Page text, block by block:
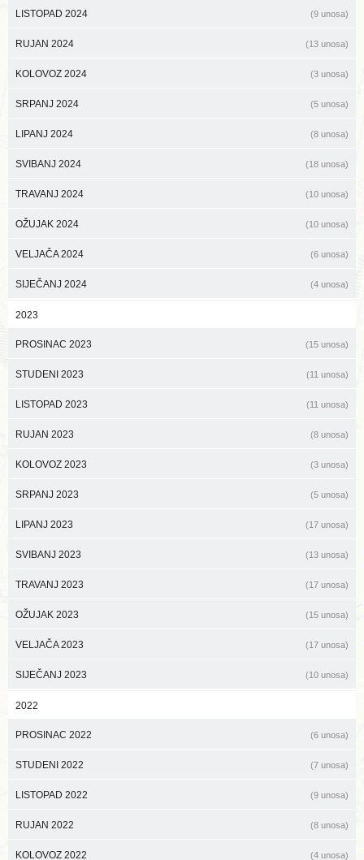
LISTOPAD 2024 (9 unosa)
RUJAN 2024 (13 unosa)
KOLOVOZ 2024 (3 unosa)
SRPANJ 2024 (5 unosa)
LIPANJ 2024 (8 unosa)
SVIBANJ 2024 (18 unosa)
TRAVANJ 2024 (10 unosa)
OŽUJAK 2024 (10 unosa)
VELJAČA 2024 (6 unosa)
SIJEČANJ 2024 (4 unosa)
2023
PROSINAC 2023 (15 unosa)
STUDENI 2023 (11 unosa)
LISTOPAD 2023 (11 unosa)
RUJAN 2023 (8 unosa)
KOLOVOZ 2023 (3 unosa)
SRPANJ 2023 (5 unosa)
LIPANJ 2023 (17 unosa)
SVIBANJ 2023 (13 unosa)
TRAVANJ 2023 (17 unosa)
OŽUJAK 2023 (15 unosa)
VELJAČA 2023 (17 unosa)
SIJEČANJ 2023 (10 unosa)
2022
PROSINAC 2022 (6 unosa)
STUDENI 2022 (7 unosa)
LISTOPAD 2022 (9 unosa)
RUJAN 2022 (8 unosa)
KOLOVOZ 2022 (4 unosa)